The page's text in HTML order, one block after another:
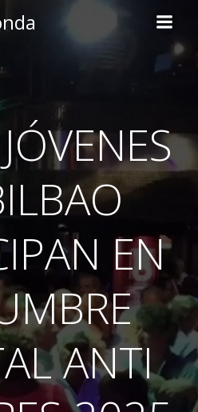
to
EN
ANTI